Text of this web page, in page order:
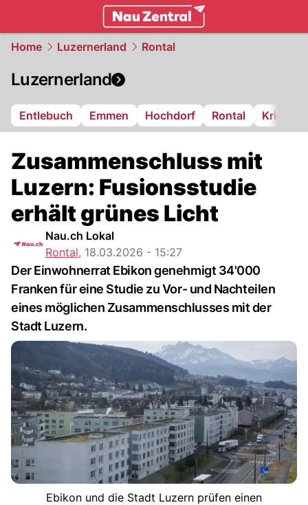
Home Luzernerland Rontal
Luzernerland
Entlebuch Emmen Hochdorf Rontal Kriens
Zusammenschluss mit
Luzern: Fusionsstudie
erhält grünes Licht
Nau.ch Lokal
Rontal, 18.03.2026 - 15:27
Der Einwohnerrat Ebikon genehmigt 34'000
Franken für eine Studie zu Vor- und Nachteilen
eines möglichen Zusammenschlusses mit der
Stadt Luzern.
Ebikon und die Stadt Luzern prüfen einen